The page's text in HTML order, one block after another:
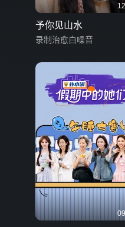
予你见山水
录制治愈白噪音